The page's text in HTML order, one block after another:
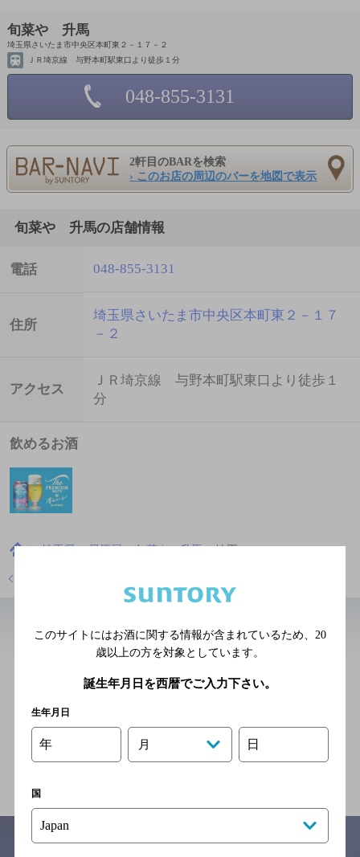
旬菜や 升馬
埼玉県さいたま市中央区本町東２－１７－２
ＪＲ埼京線 与野本町駅東口より徒歩１分
048-855-3131
2軒目のBARを検索
› このお店の周辺のバーを地図で表示
旬菜や 升馬の店舗情報
電話 048-855-3131
住所
埼玉県さいたま市中央区本町東２－１７
－２
アクセス
ＪＲ埼京線 与野本町駅東口より徒歩１
分
飲めるお酒
埼玉県 居酒屋 旬菜や 升馬 地図
近辺の居酒屋
やきとり大吉 与野本町店
ＪＲ埼京線 与野本町駅東口
より徒歩4分
このサイトにはお酒に関する情報が含まれているため、 20
歳以上の方を対象としています。
誕生年月日を西暦でご入力下さい。
生年月日
年 月 日
国